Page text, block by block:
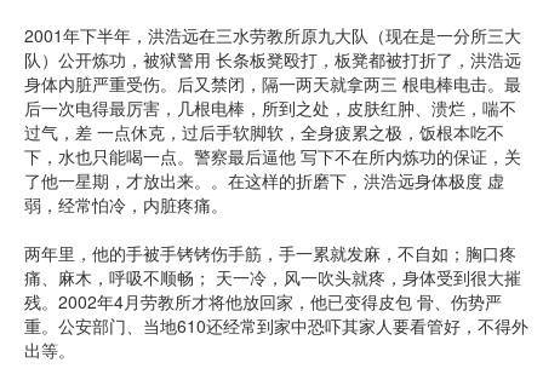
2001年下半年，洪浩远在三水劳教所原九大队（现在是一分所三大
队）公开炼功，被狱警用 长条板凳殴打，板凳都被打折了，洪浩远
身体内脏严重受伤。后又禁闭，隔一两天就拿两三 根电棒电击。最
后一次电得最厉害，几根电棒，所到之处，皮肤红肿、溃烂，喘不
过气，差 一点休克，过后手软脚软，全身疲累之极，饭根本吃不
下，水也只能喝一点。警察最后逼他 写下不在所内炼功的保证，关
了他一星期，才放出来。。在这样的折磨下，洪浩远身体极度 虚
弱，经常怕冷，内脏疼痛。
两年里，他的手被手铐铐伤手筋，手一累就发麻，不自如；胸口疼
痛、麻木，呼吸不顺畅； 天一冷，风一吹头就疼，身体受到很大摧
残。2002年4月劳教所才将他放回家，他已变得皮包 骨、伤势严
重。公安部门、当地610还经常到家中恐吓其家人要看管好，不得外
出等。